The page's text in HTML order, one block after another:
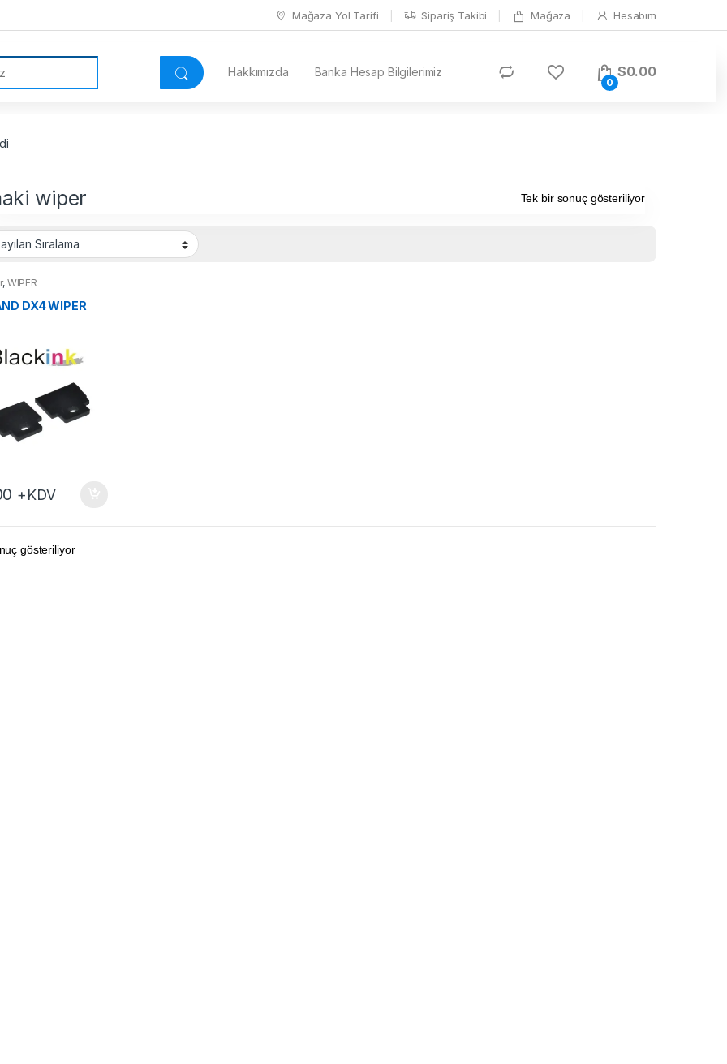
Mağaza Yol Tarifi Sipariş Takibi Mağaza Hesabım
Hakkımızda Banka Hesap Bilgilerimiz
0
$0.00
wiper Tek bir sonuç gösteriliyor
, WIPER
DX4 WIPER
+KDV
gösteriliyor